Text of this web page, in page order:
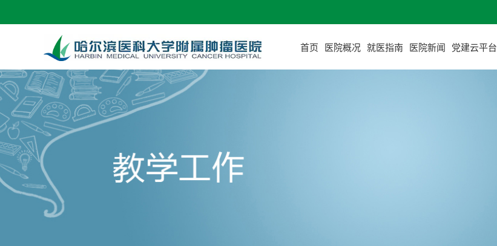
首页 医院概况 就医指南 医院新闻 党建云平台